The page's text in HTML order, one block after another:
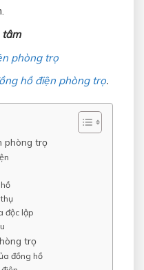
tâm
phòng trọ
hồ điện phòng trọ.
phòng trọ
độc lập
trọ
đồng hồ